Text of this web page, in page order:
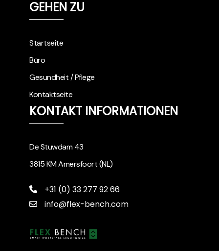
GEHEN ZU
Startseite
Büro
Gesundheit / Pflege
Kontaktseite
KONTAKT INFORMATIONEN
De Stuwdam 43
3815 KM Amersfoort (NL)
+31 (0) 33 277 92 66
info@flex-bench.com